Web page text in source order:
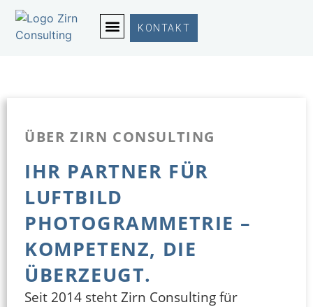
KONTAKT
ÜBER ZIRN CONSULTING
IHR PARTNER FÜR
LUFTBILD
PHOTOGRAMMETRIE –
KOMPETENZ, DIE
ÜBERZEUGT.
Seit 2014 steht Zirn Consulting für